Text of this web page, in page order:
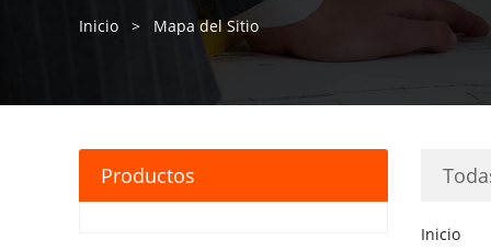
Inicio > Mapa del Sitio
Inicio
Productos